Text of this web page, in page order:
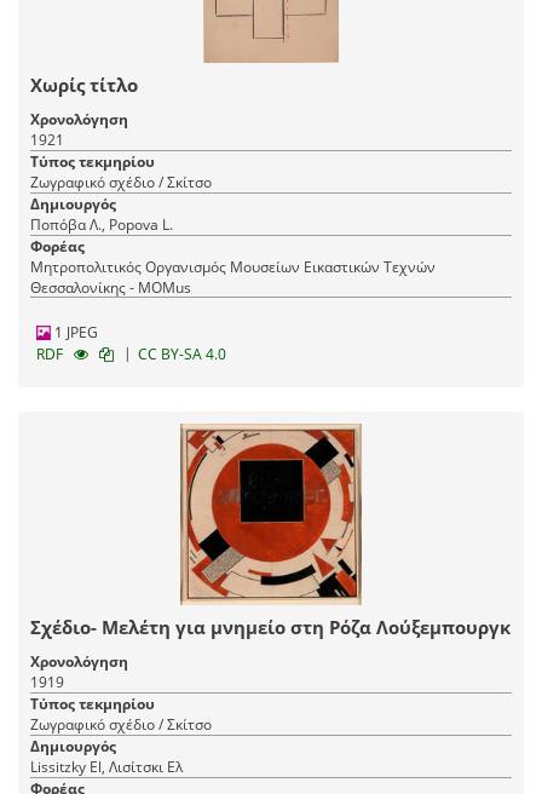
Χωρίς τίτλο
Χρονολόγηση
1921
Τύπος τεκμηρίου
Ζωγραφικό σχέδιο / Σκίτσο
Δημιουργός
Ποπόβα Λ., Popova L.
Φορέας
Μητροπολιτικός Οργανισμός Μουσείων Εικαστικών Τεχνών
Θεσσαλονίκης - MOMus
1 JPEG
RDF
| CC BY-SA 4.0
Σχέδιο- Μελέτη για μνημείο στη Ρόζα Λούξεμπουργκ
Χρονολόγηση
1919
Τύπος τεκμηρίου
Ζωγραφικό σχέδιο / Σκίτσο
Δημιουργός
Lissitzky El, Λισίτσκι Ελ
Φορέας